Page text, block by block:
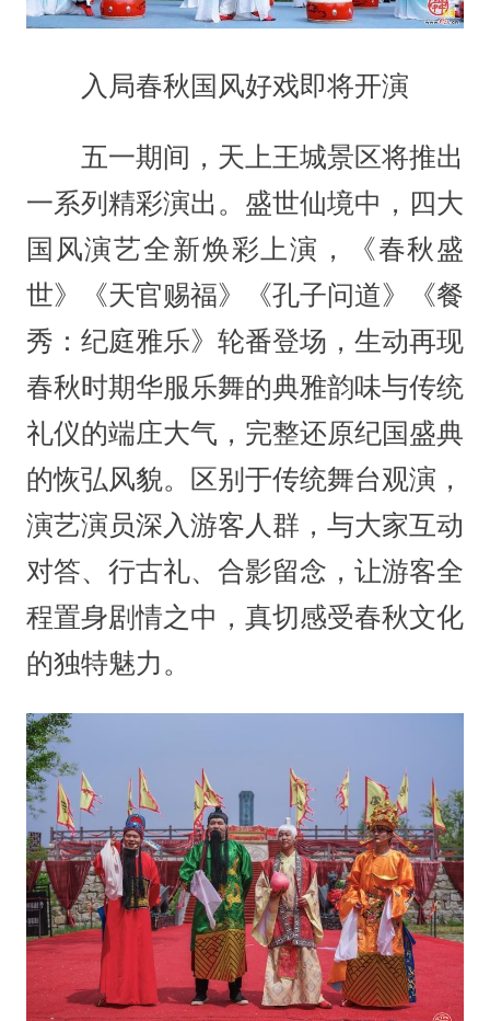
入局春秋国风好戏即将开演
五一期间，天上王城景区将推出
一系列精彩演出。盛世仙境中，四大
国风演艺全新焕彩上演，《春秋盛
世》《天官赐福》《孔子问道》《餐
秀：纪庭雅乐》轮番登场，生动再现
春秋时期华服乐舞的典雅韵味与传统
礼仪的端庄大气，完整还原纪国盛典
的恢弘风貌。区别于传统舞台观演，
演艺演员深入游客人群，与大家互动
对答、行古礼、合影留念，让游客全
程置身剧情之中，真切感受春秋文化
的独特魅力。